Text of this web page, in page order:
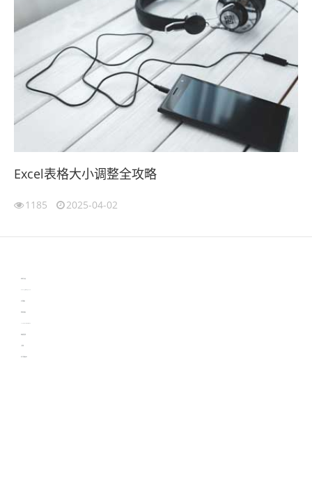
Excel表格大小调整全攻略
1185 2025-04-02